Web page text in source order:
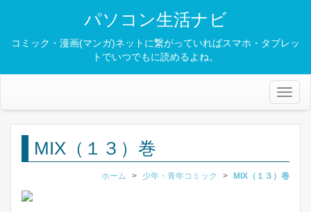
パソコン生活ナビ
コミック・漫画(マンガ)ネットに繋がっていればスマホ・タブレッ
トでいつでもに読めるよね。
MIX（１３）巻
ホーム > 少年・青年コミック > MIX（１３）巻